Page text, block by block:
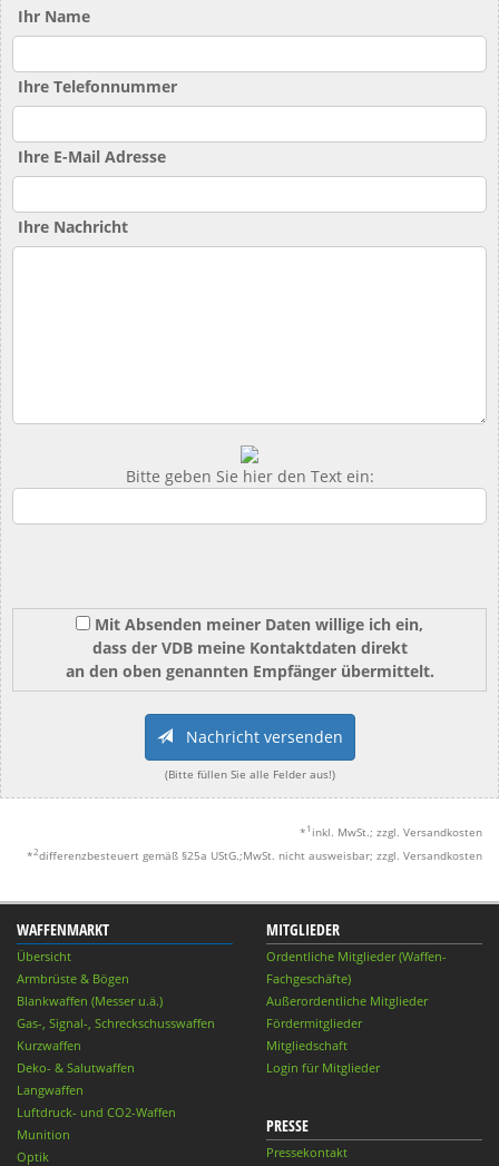
Ihr Name
Ihre Telefonnummer
Ihre E-Mail Adresse
Ihre Nachricht
Bitte geben Sie hier den Text ein:
Mit Absenden meiner Daten willige ich ein,
dass der VDB meine Kontaktdaten direkt
an den oben genannten Empfänger übermittelt.
Nachricht versenden
(Bitte füllen Sie alle Felder aus!)
* 1 inkl. MwSt.; zzgl. Versandkosten
*2differenzbesteuert gemäß §25a UStG.;MwSt. nicht ausweisbar; zzgl. Versandkosten
WAFFENMARKT
Übersicht
Armbrüste & Bögen
Blankwaffen (Messer u.ä.)
Gas-, Signal-, Schreckschusswaffen
Kurzwaffen
Deko- & Salutwaffen
Langwaffen
Luftdruck- und CO2-Waffen
Munition
Optik
MITGLIEDER
Ordentliche Mitglieder (Waffen-
Fachgeschäfte)
Außerordentliche Mitglieder
Fördermitglieder
Mitgliedschaft
Login für Mitglieder
PRESSE
Pressekontakt